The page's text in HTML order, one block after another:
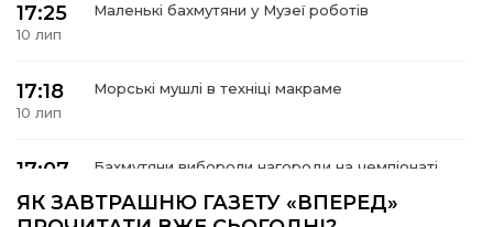
місія
17:25
10 лип
Маленькі бахмутяни у Музеї роботів
17:18
10 лип
Морські мушлі в техніці макраме
17:07
Бахмутяни вибороли нагороди на чемпіонаті
ЯК ЗАВТРАШНЮ ГАЗЕТУ «ВПЕРЕД»